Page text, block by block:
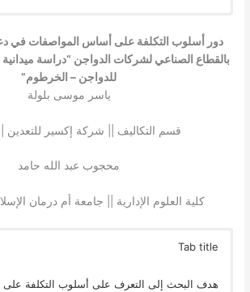
دور أسلوب التكلفة على أساس المواصفات في
بالقطاع الصناعي لشركات الدواجن “دراسة
للدواجن – الخرطوم”
ياسر موسى بلولة
قسم التكاليف || شركة إكسير للتعدين
محجوب عبد الله حامد
كلية العلوم الإدارية || جامعة أم درمان
Tab title
هدف البحث إلى التعرف على أسلوب التكلفة